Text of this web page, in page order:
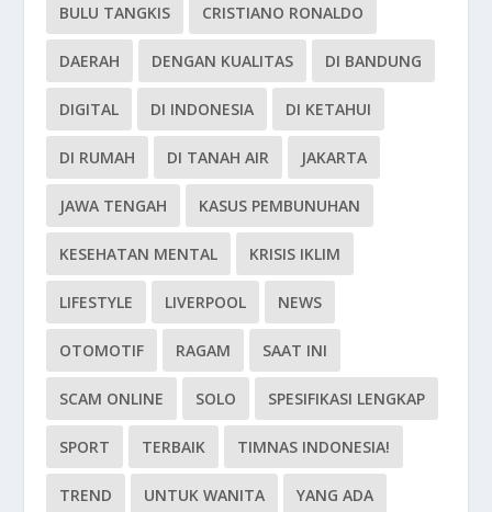
BULU TANGKIS CRISTIANO RONALDO
DAERAH DENGAN KUALITAS DI BANDUNG
DIGITAL DI INDONESIA DI KETAHUI
DI RUMAH DI TANAH AIR JAKARTA
JAWA TENGAH KASUS PEMBUNUHAN
KESEHATAN MENTAL KRISIS IKLIM
LIFESTYLE LIVERPOOL NEWS
OTOMOTIF RAGAM SAAT INI
SCAM ONLINE SOLO SPESIFIKASI LENGKAP
SPORT TERBAIK TIMNAS INDONESIA!
TREND UNTUK WANITA YANG ADA